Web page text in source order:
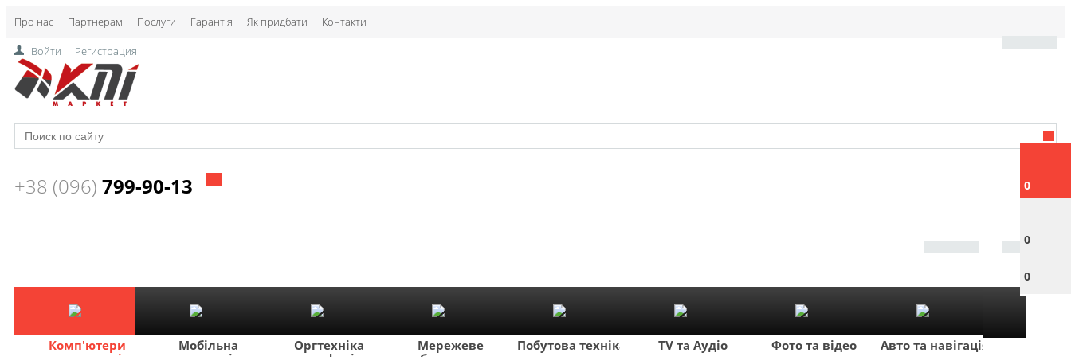
Про нас Партнерам Послуги Гарантія Як придбати Контакти
0
0
0
Войти Регистрация
+38 (096) 799-90-13
Комп'ютери
Мобільна
Оргтехніка
Мережеве
Побутова техніка TV та Аудіо Фото та відео Авто та навігація